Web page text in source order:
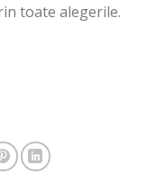
toate alegerile.